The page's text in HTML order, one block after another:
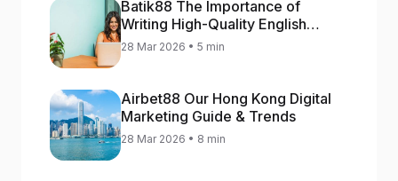
Batik88 The Importance of
Writing High-Quality English
Content
28 Mar 2026 • 5 min
Airbet88 Our Hong Kong Digital
Marketing Guide & Trends
28 Mar 2026 • 8 min